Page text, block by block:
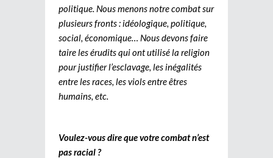
politique. Nous menons notre combat sur
plusieurs fronts : idéologique, politique,
social, économique… Nous devons faire
taire les érudits qui ont utilisé la religion
pour justifier l’esclavage, les inégalités
entre les races, les viols entre êtres
humains, etc.
Voulez-vous dire que votre combat n’est
pas racial ?